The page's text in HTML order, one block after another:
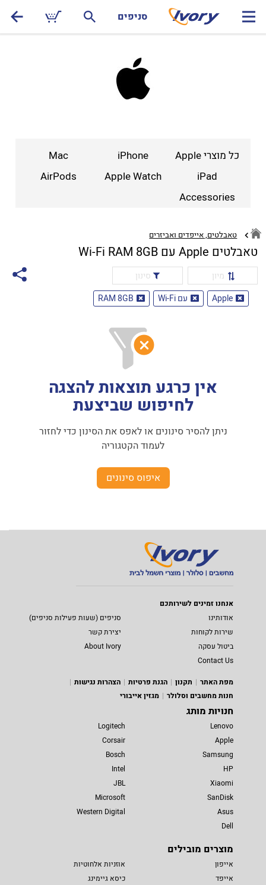
סניפים
כל מוצרי Apple iPhone
Mac
iPad
Apple Watch
AirPods
Accessories
טאבלטים, אייפדים ואביזרים
טאבלטים Apple עם Wi-Fi RAM 8GB
מיון
סינון
Apple
עם Wi-Fi RAM 8GB
אין כרגע תוצאות להצגה
לחיפוש שביצעת
ניתן להסיר סינונים או לאפס את הסינון כדי לחזור
לעמוד הקטגוריה
איפוס סינונים
אנחנו זמינים לשירותכם
אודותינו
סניפים (שעות פעילות סניפים)
שירות לקוחות
יצירת קשר
ביטול עסקה
About Ivory
Contact Us
מפת האתר
תקנון הגנת פרטיות
הצהרות נגישות
חנות מחשבים וסלולר
מגזין אייבורי
חנויות מותג
Lenovo
Apple
Samsung
HP
Xiaomi
SanDisk
Asus
Dell
Logitech
Corsair
Bosch
Intel
JBL
Microsoft
Western Digital
מוצרים מובילים
אייפון
אייפד
אוזניות אלחוטיות
כיסא גיימינג